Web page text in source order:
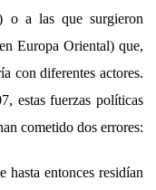
o a las que surgieron
Europa Oriental) que,
con diferentes actores.
estas fuerzas políticas
cometido dos errores:
hasta entonces residían